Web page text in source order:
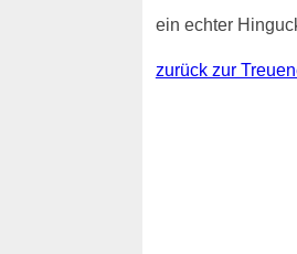
ein echter
zurück zur